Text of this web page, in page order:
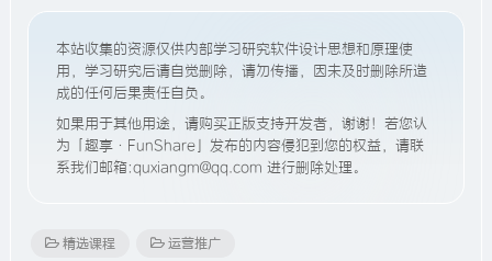
本站收集的资源仅供内部学习研究软件设计思想和原理使
用，学习研究后请自觉删除，请勿传播，因未及时删除所造
成的任何后果责任自负。
如果用于其他用途，请购买正版支持开发者，谢谢！若您认
为「趣享·FunShare」发布的内容侵犯到您的权益，请联
系我们邮箱:quxiangm@qq.com 进行删除处理。
精选课程 运营推广